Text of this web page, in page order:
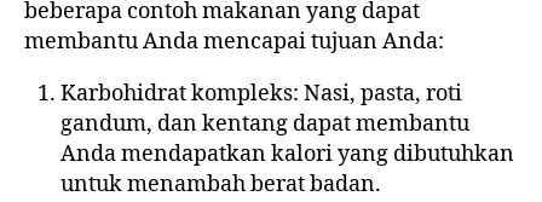
beberapa contoh makanan yang dapat
membantu Anda mencapai tujuan Anda:
Karbohidrat kompleks: Nasi, pasta, roti
gandum, dan kentang dapat membantu
Anda mendapatkan kalori yang dibutuhkan
untuk menambah berat badan.